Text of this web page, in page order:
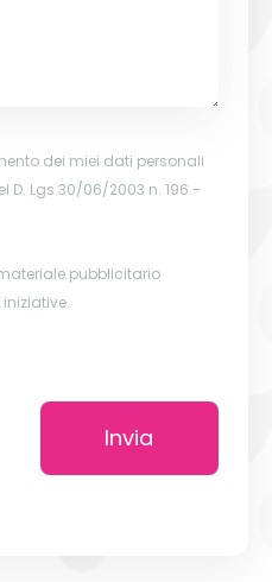
dei miei dati personali
D. Lgs.30/06/2003 n. 196 -
pubblicitario
Invia